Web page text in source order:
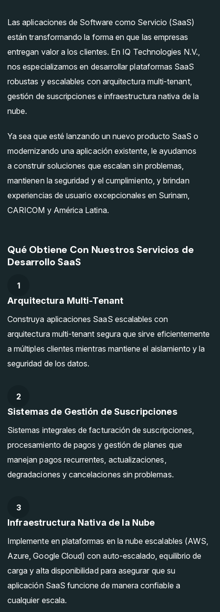
Las aplicaciones de Software como Servicio (SaaS)
están transformando la forma en que las empresas
entregan valor a los clientes. En IQ Technologies N.V.,
nos especializamos en desarrollar plataformas SaaS
robustas y escalables con arquitectura multi-tenant,
gestión de suscripciones e infraestructura nativa de la
nube.
Ya sea que esté lanzando un nuevo producto SaaS o
modernizando una aplicación existente, le ayudamos
a construir soluciones que escalan sin problemas,
mantienen la seguridad y el cumplimiento, y brindan
experiencias de usuario excepcionales en Surinam,
CARICOM y América Latina.
Qué Obtiene Con Nuestros Servicios de
Desarrollo SaaS
1
Arquitectura Multi-Tenant
Construya aplicaciones SaaS escalables con
arquitectura multi-tenant segura que sirve eficientemente
a múltiples clientes mientras mantiene el aislamiento y la
seguridad de los datos.
2
Sistemas de Gestión de Suscripciones
Sistemas integrales de facturación de suscripciones,
procesamiento de pagos y gestión de planes que
manejan pagos recurrentes, actualizaciones,
degradaciones y cancelaciones sin problemas.
3
Infraestructura Nativa de la Nube
Implemente en plataformas en la nube escalables (AWS,
Azure, Google Cloud) con auto-escalado, equilibrio de
carga y alta disponibilidad para asegurar que su
aplicación SaaS funcione de manera confiable a
cualquier escala.